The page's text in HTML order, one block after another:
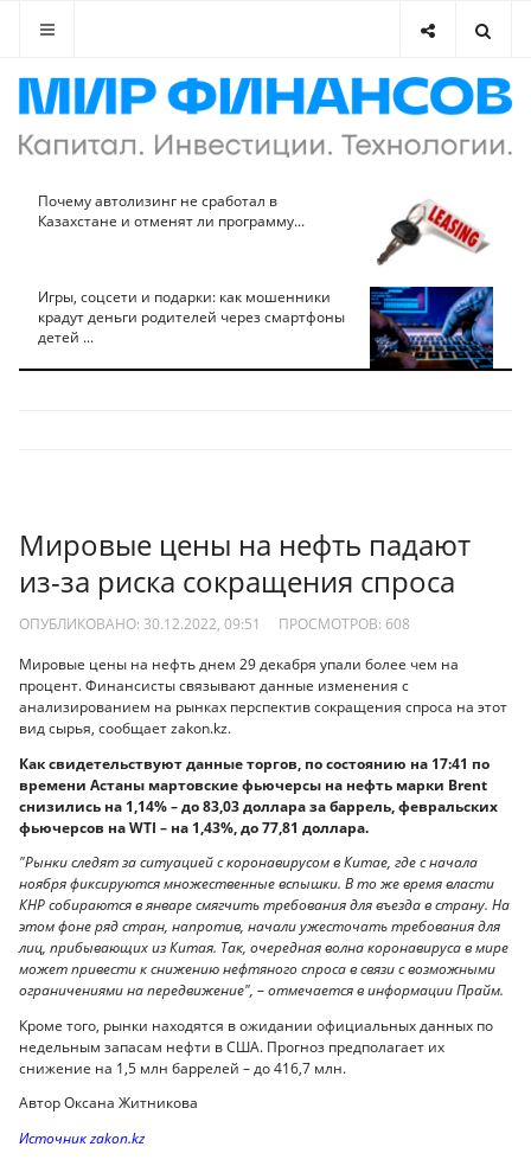
Почему автолизинг не сработал в
Казахстане и отменят ли программу...
Игры, соцсети и подарки: как мошенники
крадут деньги родителей через смартфоны
детей ...
Мировые цены на нефть падают
из-за риска сокращения спроса
ОПУБЛИКОВАНО: 30.12.2022, 09:51 ПРОСМОТРОВ: 608
Мировые цены на нефть днем 29 декабря упали более чем на
процент. Финансисты связывают данные изменения c
анализированием на рынках перспектив сокращения спроса на этот
вид сырья, сообщает zakon.kz.
Как свидетельствуют данные торгов, по состоянию на 17:41 по
времени Астаны мартовские фьючерсы на нефть марки Brent
снизились на 1,14% – до 83,03 доллара за баррель, февральских
фьючерсов на WTI – на 1,43%, до 77,81 доллара.
"Рынки следят за ситуацией с коронавирусом в Китае, где с начала
ноября фиксируются множественные вспышки. В то же время власти
КНР собираются в январе смягчить требования для въезда в страну. На
этом фоне ряд стран, напротив, начали ужесточать требования для
лиц, прибывающих из Китая. Так, очередная волна коронавируса в мире
может привести к снижению нефтяного спроса в связи с возможными
ограничениями на передвижение", – отмечается в информации Прайм.
Кроме того, рынки находятся в ожидании официальных данных по
недельным запасам нефти в США. Прогноз предполагает их
снижение на 1,5 млн баррелей – до 416,7 млн.
Автор Оксана Житникова
Источник zakon.kz